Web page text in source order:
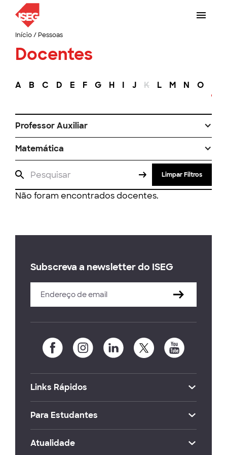
Início/ Pessoas
Docentes
A B C D E F G H I J K L M N O
Professor Auxiliar
Matemática
Limpar Filtros
Não foram encontrados docentes.
Subscreva a newsletter do ISEG
Links Rápidos
Para Estudantes
Atualidade